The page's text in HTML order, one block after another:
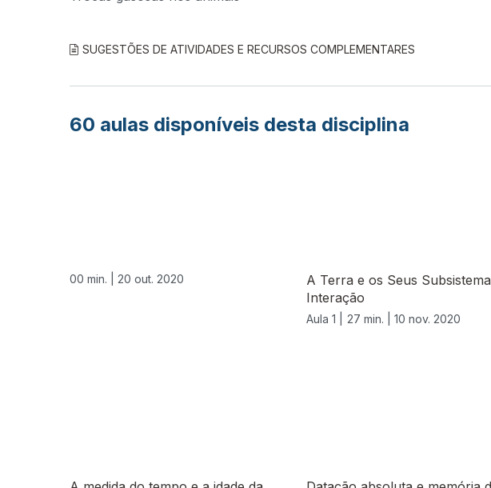
SUGESTÕES DE ATIVIDADES E RECURSOS COMPLEMENTARES
60 aulas disponíveis desta disciplina
00 min. | 20 out. 2020
A Terra e os Seus
Interação
Aula 1 | 27 min. | 10 nov. 2020